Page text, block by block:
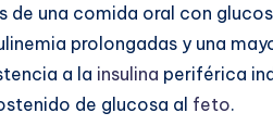
de una comida oral con
prolongadas y una
a la insulina periférica
de glucosa al feto.